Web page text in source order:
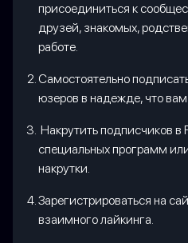
присоединиться к
друзей, знакомых,
работе.
Самостоятельно
юзеров в надежде, что
Накрутить подписчиков
специальных программ
накрутки.
Зарегистрироваться на
взаимного лайкинга.